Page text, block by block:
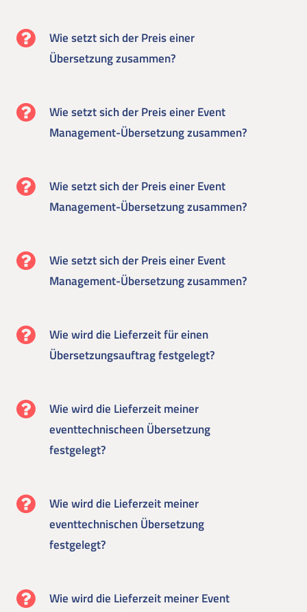
Wie setzt sich der Preis einer
Übersetzung zusammen?
Wie setzt sich der Preis einer Event
Management-Übersetzung zusammen?
Wie setzt sich der Preis einer Event
Management-Übersetzung zusammen?
Wie setzt sich der Preis einer Event
Management-Übersetzung zusammen?
Wie wird die Lieferzeit für einen
Übersetzungsauftrag festgelegt?
Wie wird die Lieferzeit meiner
eventtechnischeen Übersetzung
festgelegt?
Wie wird die Lieferzeit meiner
eventtechnischen Übersetzung
festgelegt?
Wie wird die Lieferzeit meiner Event